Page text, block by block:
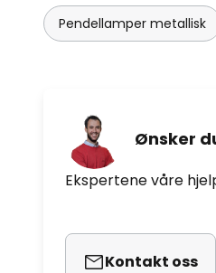
Pendellamper metallisk
Ønsker
Ekspertene våre
Kontakt oss